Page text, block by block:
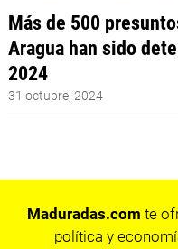
Más de 500
Aragua han sido
2024
31 octubre, 2024
Maduradas.com te
política y